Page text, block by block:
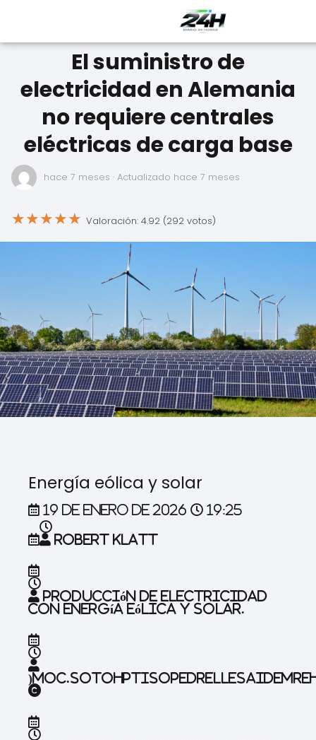
El suministro de
electricidad en Alemania
no requiere centrales
eléctricas de carga base
hace 7 meses · Actualizado hace 7 meses
★★★★★ Valoración: 4.92 (292 votos)
Energía eólica y solar
19 de enero de 2026 19:25
Robert Klatt
Producción de electricidad
con energía eólica y solar.
)moc.sotohptisoped
©